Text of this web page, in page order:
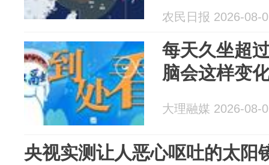
农民日报 2026-08-
每天久坐超
脑会这样变
大理融媒 2026-08-
央视实测让人恶心呕吐的太阳